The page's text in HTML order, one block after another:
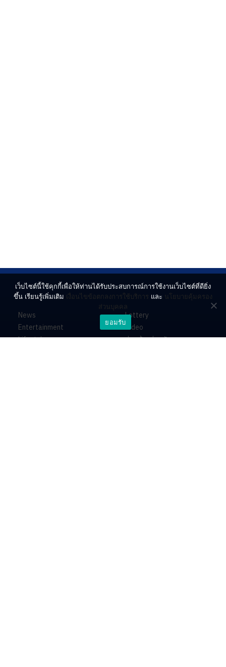
News
Entertainment
Lifestyle
Lottery
Video
ร่วมด้วยช่วยกัน
เว็บไซต์นี้ใช้คุกกี้เพื่อให้ท่านได้รับประสบการณ์การใช้งานเว็บไซต์ที่ดียิ่ง
ขึ้น เรียนรู้เพิ่มเติม เงื่อนไขข้อตกลงการใช้บริการ และ นโยบายคุ้มครอง
ส่วนบุคคล
ยอมรับ